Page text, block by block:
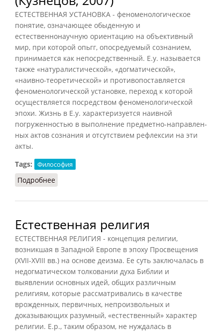
ЕСТЕСТВЕННАЯ УСТАНОВКА - феноменологическое
понятие, означающее обыденную и
естественнонаучную ориентацию на объективный
мир, при которой опьгг, опосредуемый сознанием,
принимается как непосредственный. Е.у. называется
также «натуралистической», «догматической»,
«наивно-теоретической» и противопоставляется
феноменологической установке, переход к которой
осуществляется посредством феноменологической
эпохи. Жизнь в Е.у. характеризуется наивной
погруженностью в выполнение предметно-направлен-
ных актов сознания и отсутствием рефлексии на эти
акты.
Tags:
Философия
Подробнее
Естественная религия
ЕСТЕСТВЕННАЯ РЕЛИГИЯ - концепция религии,
возникшая в Западной Европе в эпоху Просвещения
(XVII-XVIII вв.) на основе деизма. Ее суть заключалась в
недогматическом толковании духа Библии и
выявлении основных идей, общих различным
религиям, которые рассматривались в качестве
врожденных, первичных, непроизвольных и
доказывающих разумный, «естественный» характер
религии. Е.р., таким образом, не нуждалась в